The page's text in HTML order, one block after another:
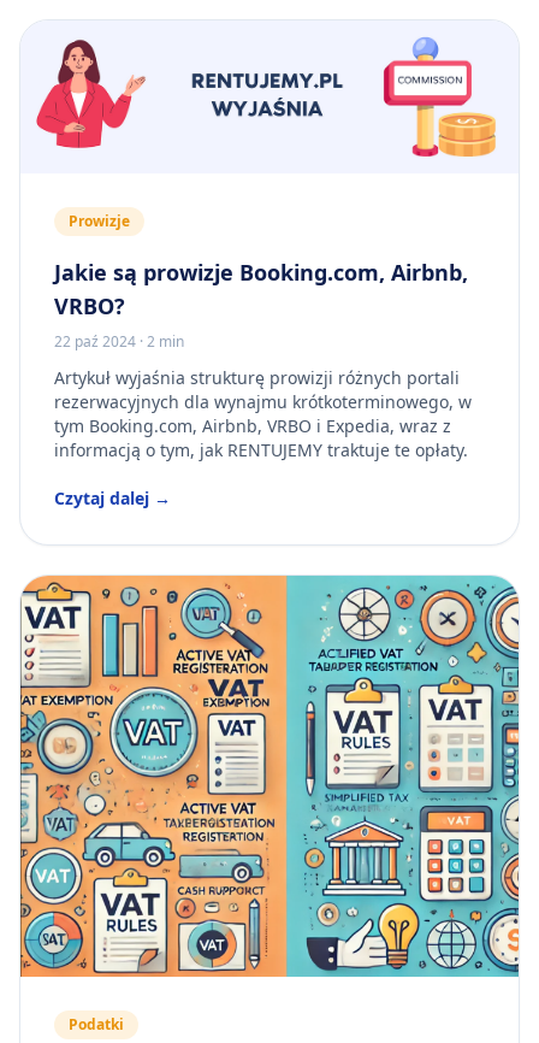
Prowizje
Jakie są prowizje Booking.com, Airbnb,
VRBO?
22 paź 2024 ·2 min
Artykuł wyjaśnia strukturę prowizji różnych portali
rezerwacyjnych dla wynajmu krótkoterminowego, w
tym Booking.com, Airbnb, VRBO i Expedia, wraz z
informacją o tym, jak RENTUJEMY traktuje te opłaty.
Czytaj dalej →
Podatki